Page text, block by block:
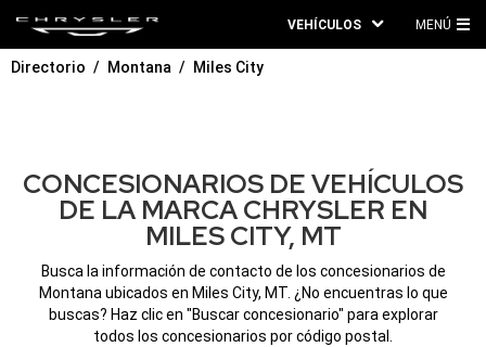
VEHÍCULOS MENÚ
Directorio Montana Miles City
CONCESIONARIOS DE VEHÍCULOS
DE LA MARCA CHRYSLER EN
MILES CITY, MT
Busca la información de contacto de los concesionarios de
Montana ubicados en Miles City, MT. ¿No encuentras lo que
buscas? Haz clic en "Buscar concesionario" para explorar
todos los concesionarios por código postal.